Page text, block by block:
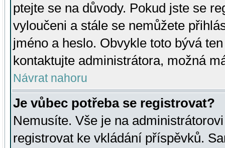
ptejte se na důvody. Pokud jste se
vyloučeni a stále se nemůžete
jméno a heslo. Obvykle toto bývá
kontaktujte administrátora, možná
Návrat nahoru
Je vůbec potřeba se registrovat?
Nemusíte. Vše je na
registrovat ke vkládání příspěvků.